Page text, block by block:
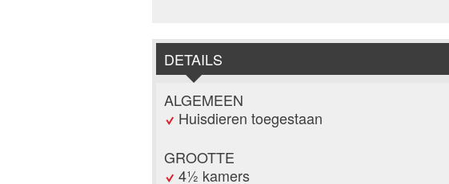
DETAILS
ALGEMEEN
Huisdieren toegestaan
GROOTTE
4½ kamers